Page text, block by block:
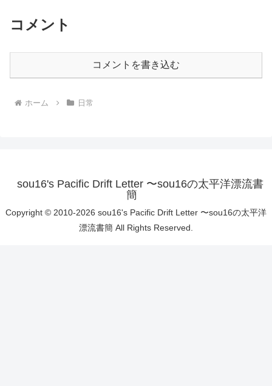
コメント
コメントを書き込む
ホーム 日常
sou16's Pacific Drift Letter 〜sou16の太平洋漂流書
簡
Copyright © 2010-2026 sou16's Pacific Drift Letter 〜sou16の太平洋
漂流書簡 All Rights Reserved.